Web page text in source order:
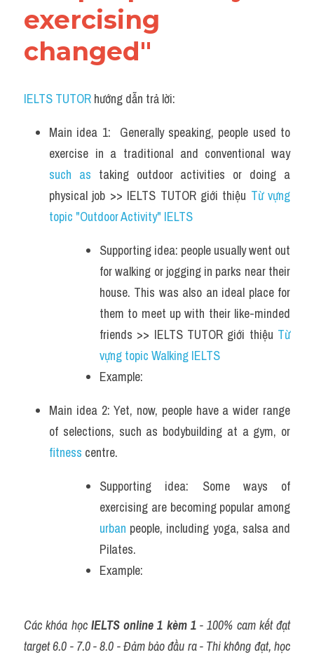
exercising
changed"
IELTS TUTOR hướng dẫn trả lời:
Main idea 1:  Generally speaking, people used to
exercise in a traditional and conventional way
such as taking outdoor activities or doing a
physical job >> IELTS TUTOR giới thiệu Từ vựng
topic "Outdoor Activity" IELTS
Supporting idea: people usually went out
for walking or jogging in parks near their
house. This was also an ideal place for
them to meet up with their like-minded
friends >> IELTS TUTOR giới thiệu Từ
vựng topic Walking IELTS
Example:
Main idea 2: Yet, now, people have a wider range
fitness centre.
Supporting idea: Some ways of
urban people, including yoga, salsa and
Pilates.
Example:
Các khóa học IELTS online 1 kèm 1 - 100% cam kết đạt
target 6.0 - 7.0 - 8.0 - Đảm bảo đầu ra - Thi không đạt, học